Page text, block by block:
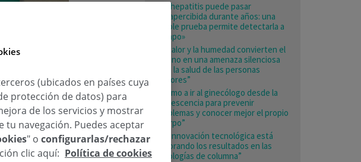
«La hepatitis puede pasar
desapercibida durante años: una
simple prueba permite detectarla a
tiempo»
“El calor y la humedad convierten el
verano en una amenaza silenciosa
para la salud de las personas
mayores”
«Animo a ir al ginecólogo desde la
adolescencia para prevenir
problemas y conocer mejor el propio
cuerpo”
“La innovación tecnológica está
mejorando los resultados en las
patologías de columna”
(ubicados en países cuya
protección de datos) para
de los servicios y mostrar
tu navegación. Puedes aceptar
" o configurarlas/rechazar
clic aquí: Política de cookies